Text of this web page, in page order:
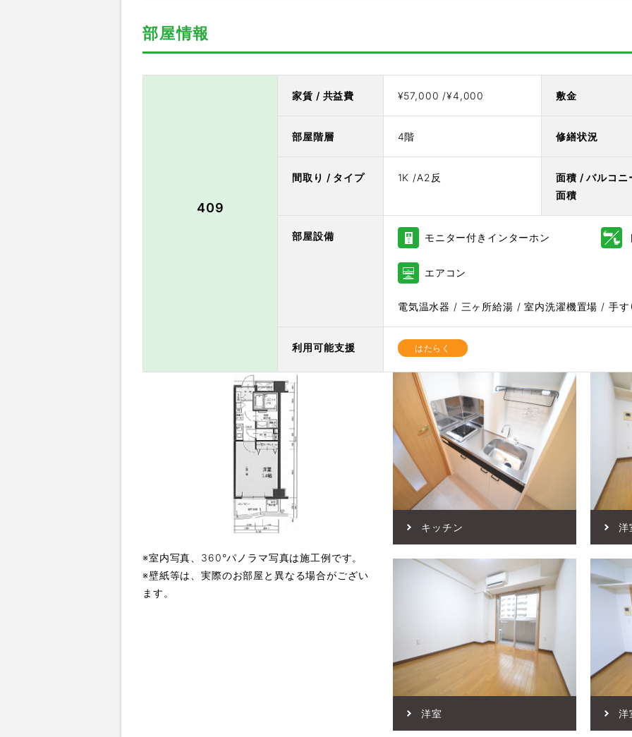
部屋情報
409
家賃 / 共益費 ¥57,000 /¥4,000 敷金
部屋階層 4階 修繕状況
間取り / タイプ 1K /A2反
面積 / バルコニ
面積
部屋設備 モニター付きインターホン
エアコン
電気温水器 / 三ヶ所給湯 / 室内洗濯機置場 / 手
利用可能支援 はたらく
※室内写真、360°パノラマ写真は施工例です。
※壁紙等は、実際のお部屋と異なる場合がござい
ます。
キッチン 洋
洋室 洋